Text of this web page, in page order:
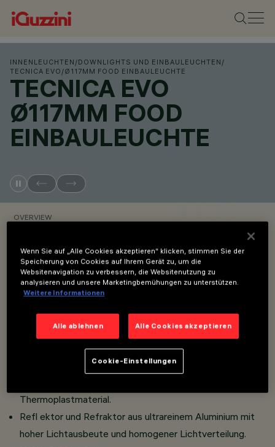
INNENLEUCHTEN /DOWNLIGHTS UND EINBAULEUCHTEN /
TECNICA EVO /Ø117MM FOOD EINBAULEUCHTE
TECNICA EVO
Ø117MM FOOD
EINBAULEUCHTE
OVERVIEW
PRODUKTCODES ANZEIGEN
Overview
Für den Lebensmittelbereich geeignet: Fisch
Backwaren Pflege Obst und Gemüse.
versenkter Einbau.
Thermoplastmaterial.
Refl ektor und Refraktor aus ultrareinem Aluminium mit
hoher Lichtausbeute und homogener Lichtverteilung.
Wenn Sie auf „Alle Cookies akzeptieren“ klicken, stimmen Sie der
Speicherung von Cookies auf Ihrem Gerät zu, um die
Websitenavigation zu verbessern, die Websitenutzung zu
analysieren und unsere Marketingbemühungen zu unterstützen.
Weitere Informationen
Alle ablehnen Alle Cookies akzeptieren
Cookie-Einstellungen